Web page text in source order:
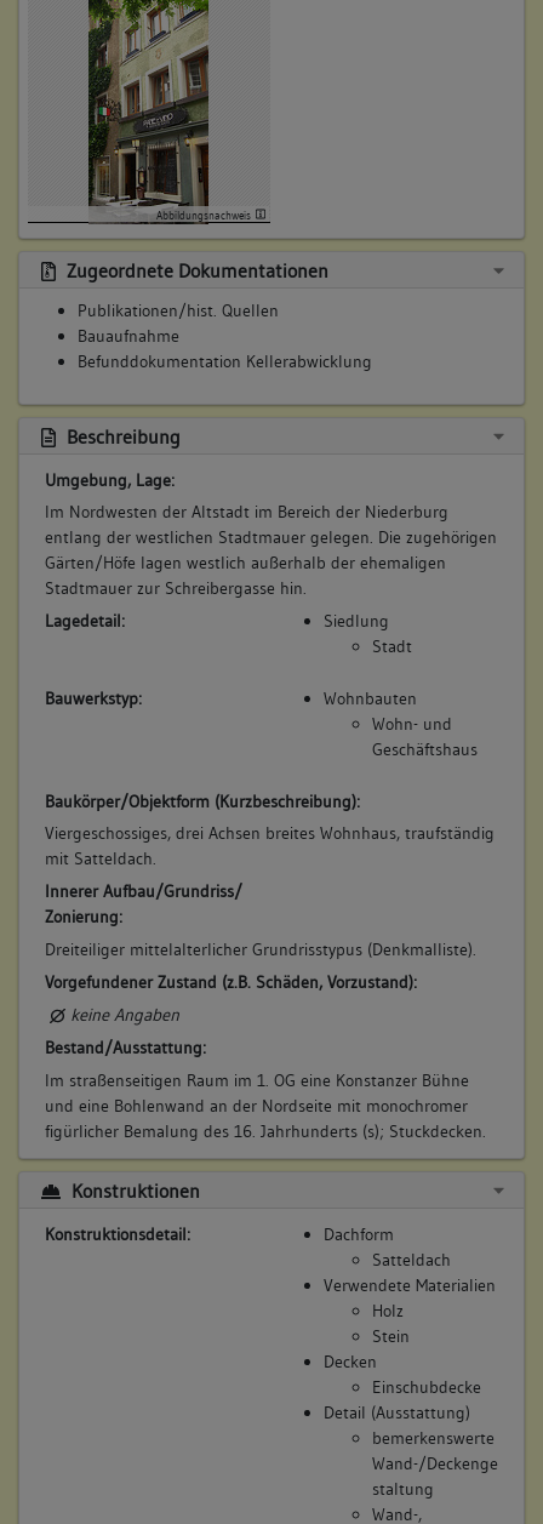
Abbildungsnachweis
Zugeordnete Dokumentationen
Publikationen/hist. Quellen
Bauaufnahme
Befunddokumentation Kellerabwicklung
Beschreibung
Umgebung, Lage:
Im Nordwesten der Altstadt im Bereich der Niederburg
entlang der westlichen Stadtmauer gelegen. Die zugehörigen
Gärten/Höfe lagen westlich außerhalb der ehemaligen
Stadtmauer zur Schreibergasse hin.
Lagedetail:
Siedlung
Stadt
Bauwerkstyp:
Wohnbauten
Wohn- und
Geschäftshaus
Baukörper/Objektform (Kurzbeschreibung):
Viergeschossiges, drei Achsen breites Wohnhaus, traufständig
mit Satteldach.
Innerer Aufbau/Grundriss/
Zonierung:
Dreiteiliger mittelalterlicher Grundrisstypus (Denkmalliste).
Vorgefundener Zustand (z.B. Schäden, Vorzustand):
keine Angaben
Bestand/Ausstattung:
Im straßenseitigen Raum im 1. OG eine Konstanzer Bühne
und eine Bohlenwand an der Nordseite mit monochromer
figürlicher Bemalung des 16. Jahrhunderts (s); Stuckdecken.
Konstruktionen
Konstruktionsdetail:
Dachform
Satteldach
Verwendete Materialien
Holz
Stein
Decken
Einschubdecke
Detail (Ausstattung)
bemerkenswerte
Wand-/Deckenge
staltung
Wand-,